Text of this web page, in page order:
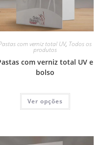
com verniz total UV, Todos os
produtos
com verniz total UV e
bolso
Ver opções